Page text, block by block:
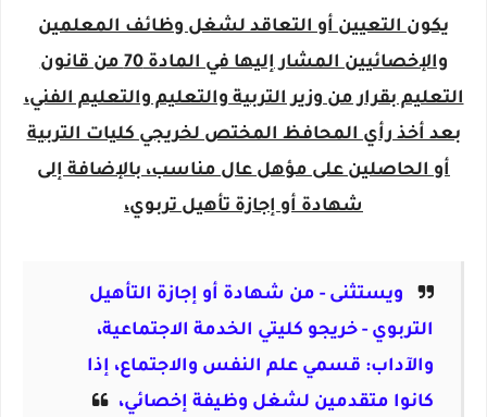
يكون التعيين أو التعاقد لشغل وظائف المعلمين
والإخصائيين المشار إليها في المادة 70 من قانون
التعليم بقرار من وزير التربية والتعليم والتعليم الفني،
بعد أخذ رأي المحافظ المختص لخريجي كليات التربية
أو الحاصلين على مؤهل عال مناسب، بالإضافة إلى
شهادة أو إجازة تأهيل تربوي،
ويستثنى - من شهادة أو إجازة التأهيل
التربوي - خريجو كليتي الخدمة الاجتماعية،
والآداب: قسمي علم النفس والاجتماع، إذا
كانوا متقدمين لشغل وظيفة إخصائي،